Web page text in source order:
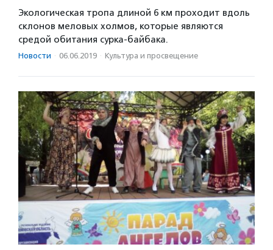
Экологическая тропа длиной 6 км проходит вдоль
склонов меловых холмов, которые являются
средой обитания сурка-байбака.
Новости · 06.06.2019 · Культура и просвещение